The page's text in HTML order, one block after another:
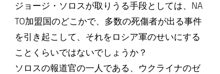
ジョージ・ソロスが取りうる手段としては、NA
TO加盟国のどこかで、多数の死傷者が出る事件
を引き起こして、それをロシア軍のせいにする
ことくらいではないでしょうか？
ソロスの報道官の一人である、ウクライナのゼ